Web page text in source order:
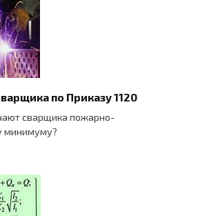
по Приказу 1120
сварщика пожарно-
минимуму?